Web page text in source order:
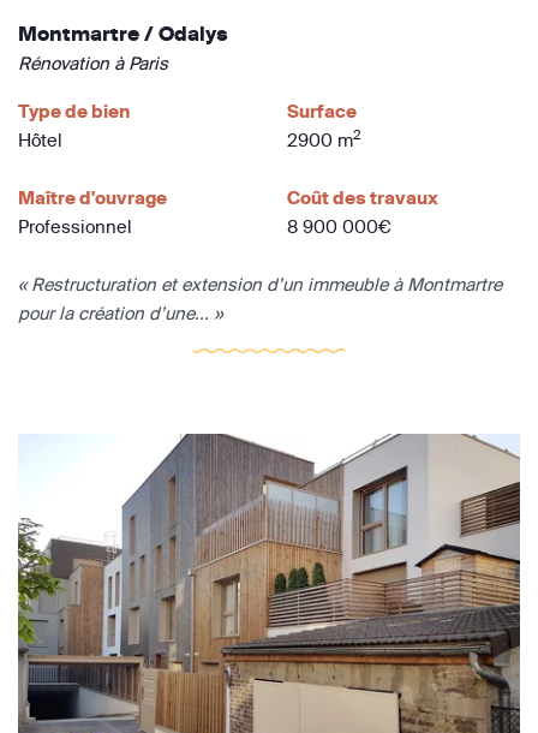
Montmartre / Odalys
Rénovation à Paris
Type de bien
Hôtel
Surface
2900 m2
Maître d'ouvrage
Professionnel
Coût des travaux
8 900 000€
« Restructuration et extension d’un immeuble à Montmartre
pour la création d’une... »